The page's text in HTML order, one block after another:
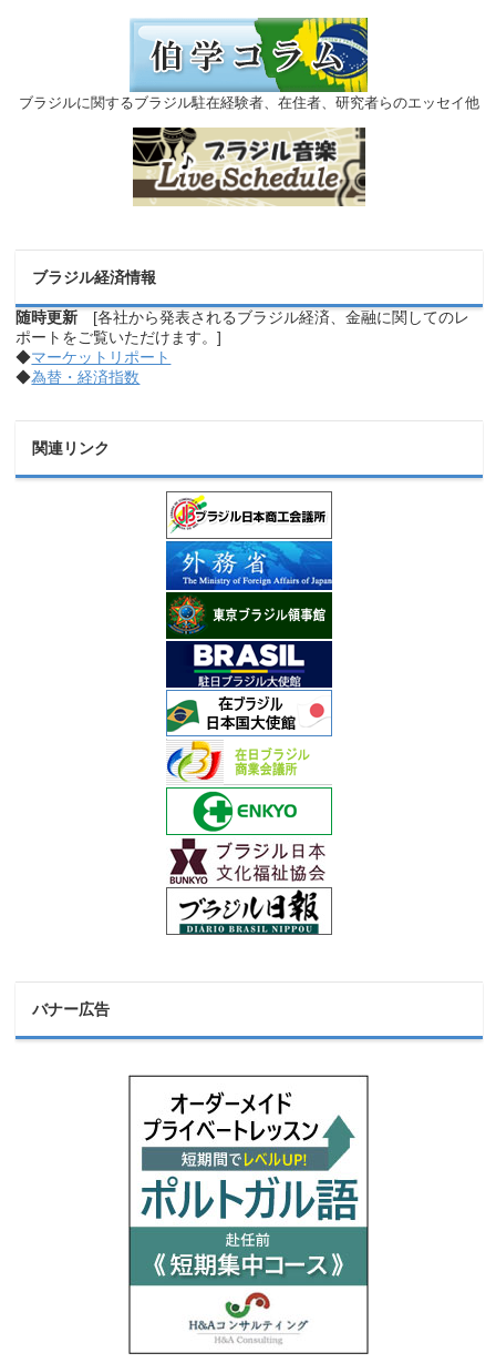
ブラジルに関するブラジル駐在経験者、在住者、研究者らのエッセイ他
ブラジル経済情報
随時更新 [各社から発表されるブラジル経済、金融に関してのレ
ポートをご覧いただけます。]
◆マーケットリポート
◆為替・経済指数
関連リンク
バナー広告